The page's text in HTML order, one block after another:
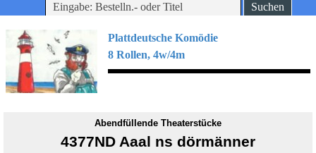
Suchen
Plattdeutsche Komödie
8 Rollen, 4w/4m
Abendfüllende Theaterstücke
4377ND Aaal ns dörmänner